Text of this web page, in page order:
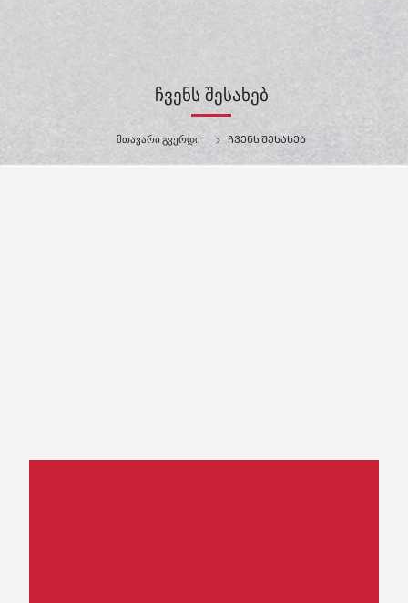
ᲩᲕᲔᲜᲡ ᲨᲔᲡᲐᲮᲔᲑ
მთავარი გვერდი ᲩᲕᲔᲜᲡ ᲨᲔᲡᲐᲮᲔᲑ